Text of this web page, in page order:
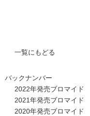
一覧にもどる
バックナンバー
2022年発売ブロマイド
2021年発売ブロマイド
2020年発売ブロマイド